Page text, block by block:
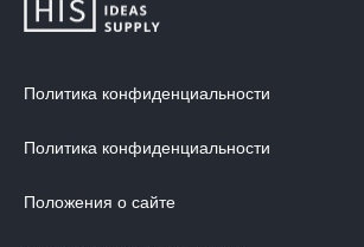
Политика конфиденциальности
Политика конфиденциальности
Положения о сайте